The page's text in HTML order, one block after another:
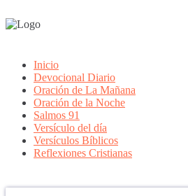
Inicio
Devocional Diario
Oración de La Mañana
Oración de la Noche
Salmos 91
Versículo del día
Versículos Bíblicos
Reflexiones Cristianas